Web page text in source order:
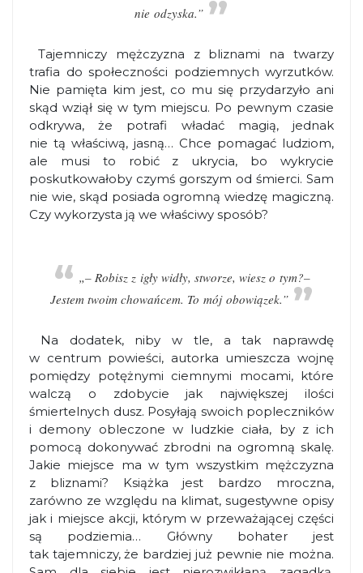
nie odzyska.”
Tajemniczy mężczyzna z bliznami na twarzy
trafia do społeczności podziemnych wyrzutków.
Nie pamięta kim jest, co mu się przydarzyło ani
skąd wziął się w tym miejscu. Po pewnym czasie
odkrywa, że potrafi władać magią, jednak
nie tą właściwą, jasną… Chce pomagać ludziom,
ale musi to robić z ukrycia, bo wykrycie
poskutkowałoby czymś gorszym od śmierci. Sam
nie wie, skąd posiada ogromną wiedzę magiczną.
Czy wykorzysta ją we właściwy sposób?
„– Robisz z igły widły, stworze, wiesz o tym?–
Jestem twoim chowańcem. To mój obowiązek.”
Na dodatek, niby w tle, a tak naprawdę
w centrum powieści, autorka umieszcza wojnę
pomiędzy potężnymi ciemnymi mocami, które
walczą o zdobycie jak największej ilości
śmiertelnych dusz. Posyłają swoich popleczników
i demony obleczone w ludzkie ciała, by z ich
pomocą dokonywać zbrodni na ogromną skalę.
Jakie miejsce ma w tym wszystkim mężczyzna
z bliznami? Książka jest bardzo mroczna,
zarówno ze względu na klimat, sugestywne opisy
jak i miejsce akcji, którym w przeważającej części
są podziemia… Główny bohater jest
tak tajemniczy, że bardziej już pewnie nie można.